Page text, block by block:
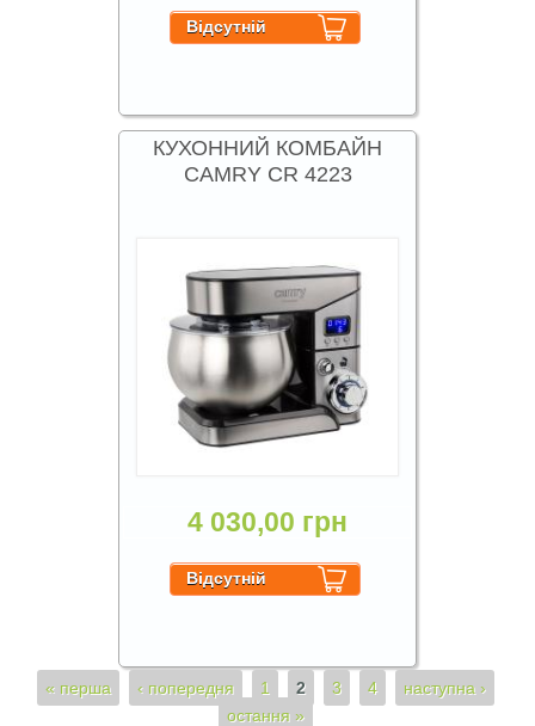
КУХОННИЙ КОМБАЙН
CAMRY CR 4223
4 030,00 грн
Сторінки
« перша ‹ попередня 1 2 3 4
наступна ›
остання »